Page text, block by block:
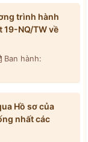
trình hành
NQ/TW về
Ban hành:
Hồ sơ của
nhất các